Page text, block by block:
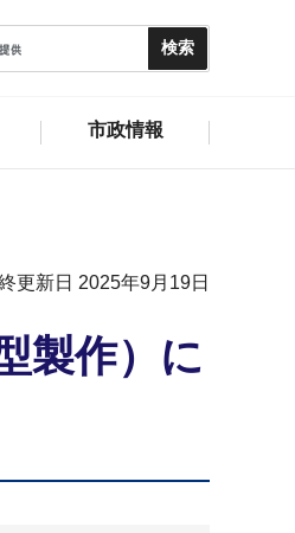
市政情報
更新日 2025年9月19日
製作）に